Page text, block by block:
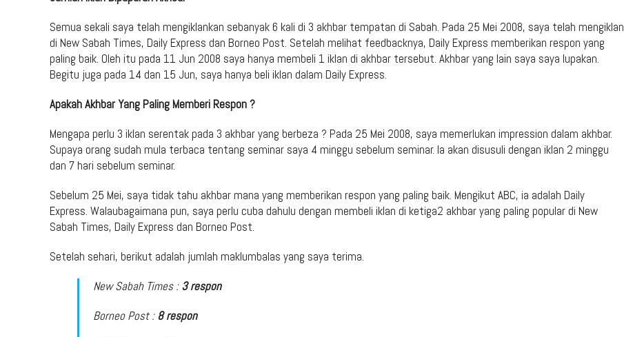
Semua sekali saya telah mengiklankan sebanyak 6 kali di 3 akhbar tempatan di Sabah. Pada 25 Mei 2008, saya telah mengiklan
di New Sabah Times, Daily Express dan Borneo Post. Setelah melihat feedbacknya, Daily Express memberikan respon yang
paling baik. Oleh itu pada 11 Jun 2008 saya hanya membeli 1 iklan di akhbar tersebut. Akhbar yang lain saya saya lupakan.
Begitu juga pada 14 dan 15 Jun, saya hanya beli iklan dalam Daily Express.
Apakah Akhbar Yang Paling Memberi Respon ?
Mengapa perlu 3 iklan serentak pada 3 akhbar yang berbeza ? Pada 25 Mei 2008, saya memerlukan impression dalam akhbar.
Supaya orang sudah mula terbaca tentang seminar saya 4 minggu sebelum seminar. Ia akan disusuli dengan iklan 2 minggu
dan 7 hari sebelum seminar.
Sebelum 25 Mei, saya tidak tahu akhbar mana yang memberikan respon yang paling baik. Mengikut ABC, ia adalah Daily
Express. Walaubagaimana pun, saya perlu cuba dahulu dengan membeli iklan di ketiga2 akhbar yang paling popular di New
Sabah Times, Daily Express dan Borneo Post.
Setelah sehari, berikut adalah jumlah maklumbalas yang saya terima.
New Sabah Times :3 respon
Borneo Post :8 respon